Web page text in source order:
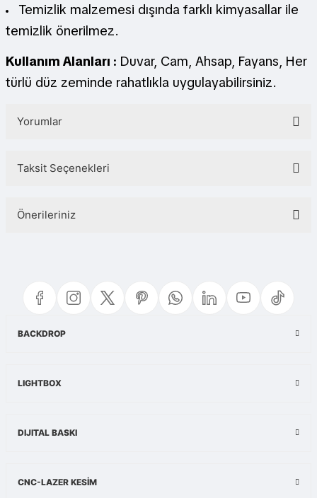
Temizlik malzemesi dışında farklı kimyasallar ile
temizlik önerilmez.
Kullanım Alanları : Duvar, Cam, Ahsap, Fayans, Her
türlü düz zeminde rahatlıkla uygulayabilirsiniz.
Yorumlar
Taksit Seçenekleri
Önerileriniz
Görüş ve önerileriniz için teşekkür ederiz.
Ürün resmi kalitesiz, bozuk veya görüntülenemiyor.
BACKDROP
LIGHTBOX
DIJITAL BASKI
CNC-LAZER KESİM